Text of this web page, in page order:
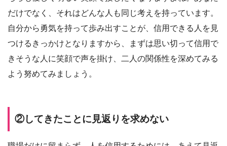
だけでなく、それはどんな人も同じ考えを持っています。
自分から勇気を持って歩み出すことが、信用できる人を見
つけるきっかけとなりますから、まずは思い切って信用で
きそうな人に笑顔で声を掛け、二人の関係性を深めてみる
よう努めてみましょう。
②してきたことに見返りを求めない